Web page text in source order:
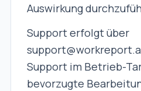
Auswirkung
Support erfolgt über
Support im Betrieb-
bevorzugte